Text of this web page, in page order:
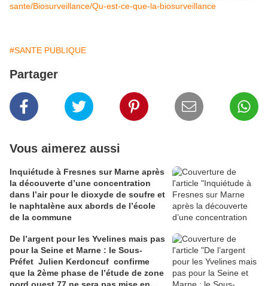
sante/Biosurveillance/Qu-est-ce-que-la-biosurveillance
#SANTE PUBLIQUE
Partager
Vous aimerez aussi
Inquiétude à Fresnes sur Marne après
la découverte d’une concentration
dans l’air pour le dioxyde de soufre et
le naphtalène aux abords de l’école
de la commune
De l’argent pour les Yvelines mais pas
pour la Seine et Marne : le Sous-
Préfet Julien Kerdoncuf confirme
que la 2ème phase de l’étude de zone
nord ouest 77 ne sera pas mise en